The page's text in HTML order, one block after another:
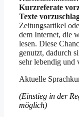
Kurzreferate
Texte
Zeitungsartikel
dem Internet, die
lesen. Diese
genutzt, dadurch
sehr lebendig und
Aktuelle
(Einstieg in der
möglich)